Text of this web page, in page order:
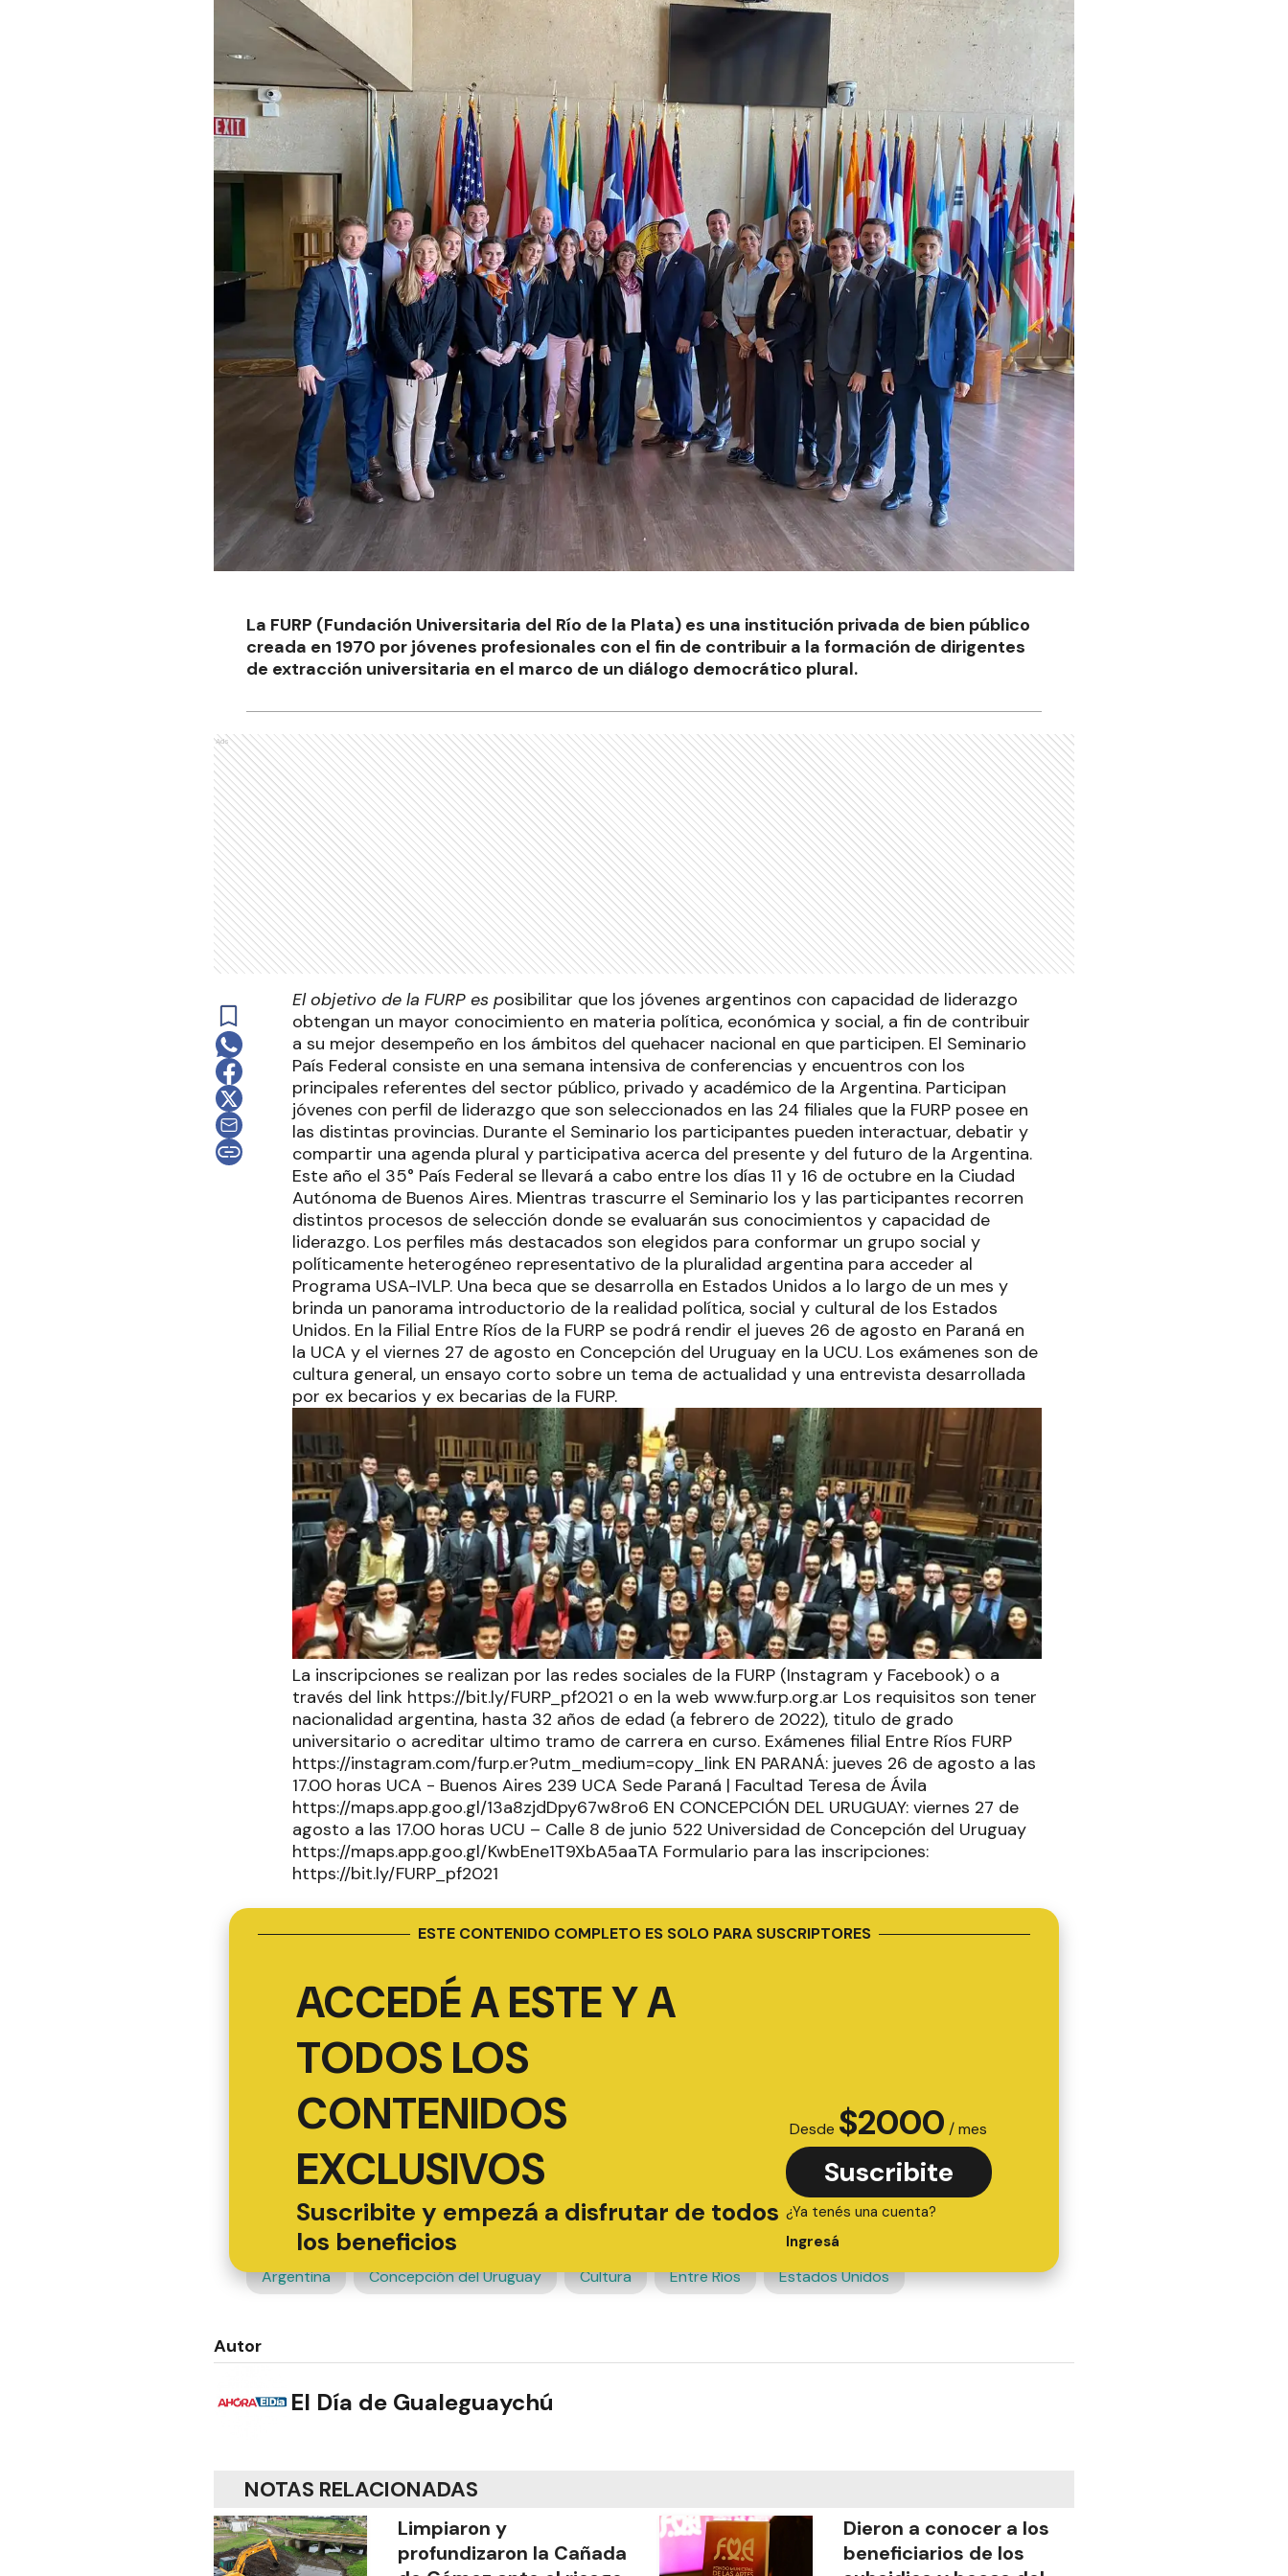
La FURP (Fundación Universitaria del Río de la Plata) es una institución privada de bien público
creada en 1970 por jóvenes profesionales con el fin de contribuir a la formación de dirigentes
de extracción universitaria en el marco de un diálogo democrático plural.
Ads
El objetivo de la FURP es posibilitar que los jóvenes argentinos con capacidad de liderazgo
obtengan un mayor conocimiento en materia política, económica y social, a fin de contribuir
a su mejor desempeño en los ámbitos del quehacer nacional en que participen. El Seminario
País Federal consiste en una semana intensiva de conferencias y encuentros con los
principales referentes del sector público, privado y académico de la Argentina. Participan
jóvenes con perfil de liderazgo que son seleccionados en las 24 filiales que la FURP posee en
las distintas provincias. Durante el Seminario los participantes pueden interactuar, debatir y
compartir una agenda plural y participativa acerca del presente y del futuro de la Argentina.
Este año el 35° País Federal se llevará a cabo entre los días 11 y 16 de octubre en la Ciudad
Autónoma de Buenos Aires. Mientras trascurre el Seminario los y las participantes recorren
distintos procesos de selección donde se evaluarán sus conocimientos y capacidad de
liderazgo. Los perfiles más destacados son elegidos para conformar un grupo social y
políticamente heterogéneo representativo de la pluralidad argentina para acceder al
Programa USA-IVLP. Una beca que se desarrolla en Estados Unidos a lo largo de un mes y
brinda un panorama introductorio de la realidad política, social y cultural de los Estados
Unidos. En la Filial Entre Ríos de la FURP se podrá rendir el jueves 26 de agosto en Paraná en
la UCA y el viernes 27 de agosto en Concepción del Uruguay en la UCU. Los exámenes son de
cultura general, un ensayo corto sobre un tema de actualidad y una entrevista desarrollada
por ex becarios y ex becarias de la FURP.
La inscripciones se realizan por las redes sociales de la FURP (Instagram y Facebook) o a
través del link https://bit.ly/FURP_pf2021 o en la web www.furp.org.ar Los requisitos son tener
nacionalidad argentina, hasta 32 años de edad (a febrero de 2022), titulo de grado
universitario o acreditar ultimo tramo de carrera en curso. Exámenes filial Entre Ríos FURP
https://instagram.com/furp.er?utm_medium=copy_link EN PARANÁ: jueves 26 de agosto a las
17.00 horas UCA - Buenos Aires 239 UCA Sede Paraná | Facultad Teresa de Ávila
https://maps.app.goo.gl/13a8zjdDpy67w8ro6 EN CONCEPCIÓN DEL URUGUAY: viernes 27 de
agosto a las 17.00 horas UCU – Calle 8 de junio 522 Universidad de Concepción del Uruguay
https://maps.app.goo.gl/KwbEne1T9XbA5aaTA Formulario para las inscripciones:
https://bit.ly/FURP_pf2021
ESTE CONTENIDO COMPLETO ES SOLO PARA SUSCRIPTORES
ACCEDÉ A ESTE Y A
TODOS LOS
CONTENIDOS
EXCLUSIVOS
Suscribite y empezá a disfrutar de todos
los beneficios
Desde $2000 / mes
Suscribite
¿Ya tenés una cuenta?
Ingresá
Argentina Concepción del Uruguay Cultura Entre Ríos Estados Unidos
Autor
El Día de Gualeguaychú
NOTAS RELACIONADAS
Limpiaron y
profundizaron la Cañada
Dieron a conocer a los
beneficiarios de los